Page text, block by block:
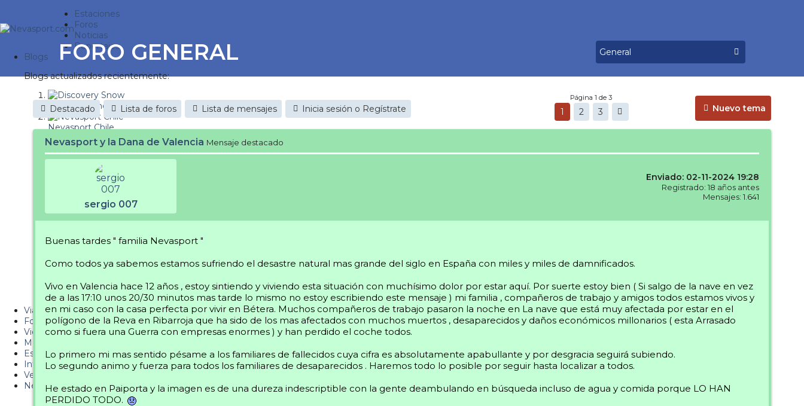
Estaciones
Foros
Noticias
Reportajes
Blogs
Blogs actualizados recientemente:
Discovery Snow
Nevasport Chile
Esquiaryviajar.com
nevasport blog
It's a powder da
Diario de un friki
PUCAF - Blog
Viajes
Fotos
Videos
Material
Esquí Pro
Infonieve
Verano
Nevalog
FORO GENERAL
Nuevo tema
Destacado Lista de foros Lista de mensajes Inicia sesión o Regístrate
Página 1 de 3
1 2 3
Nevasport y la Dana de Valencia Mensaje destacado
sergio 007
Enviado: 02-11-2024 19:28
Registrado: 18 años antes
Mensajes: 1.641
Buenas tardes " familia Nevasport "
Como todos ya sabemos estamos sufriendo el desastre natural mas grande del siglo en España con miles y miles de damnificados.
Vivo en Valencia hace 12 años , estoy sintiendo y viviendo esta situación con muchísimo dolor por estar aquí. Por suerte estoy bien ( Si salgo de la nave en vez
de a las 17:10 unos 20/30 minutos mas tarde lo mismo no estoy escribiendo este mensaje ) mi familia , compañeros de trabajo y amigos todos estamos vivos y
en mi caso con la casa perfecta por vivir en Bétera. Muchos compañeros de trabajo pasaron la noche en La nave que está muy afectada por estar en el
polígono de la Reva en Ribarroja que ha sido de los mas afectados con muchos muertos , desaparecidos y daños económicos millonarios ( esta Arrasado
como si fuera una Guerra con empresas enormes ) y han perdido el coche todos.
Lo primero mi mas sentido pésame a los familiares de fallecidos cuya cifra es absolutamente apabullante y por desgracia seguirá subiendo.
Lo segundo animo y fuerza para todos los familiares de desaparecidos . Haremos todo lo posible por seguir hasta localizar a todos.
He estado en Paiporta y la imagen es de una dureza indescriptible con la gente deambulando en búsqueda incluso de agua y comida porque LO HAN
PERDIDO TODO.